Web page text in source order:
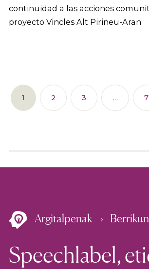
continuidad a las acciones
proyecto Vincles Alt Pirineu-Aran
1 2 3 …
Argitalpenak
Speechlabel,